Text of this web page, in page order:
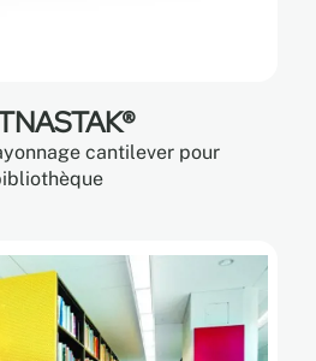
cantilever pour